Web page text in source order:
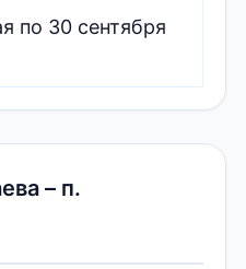
по 30 сентября
– п.